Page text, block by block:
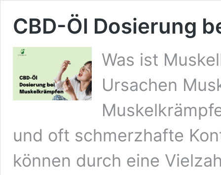
CBD-Öl Dosierung
Was ist
Ursachen
und oft schmerzhafte
können durch eine